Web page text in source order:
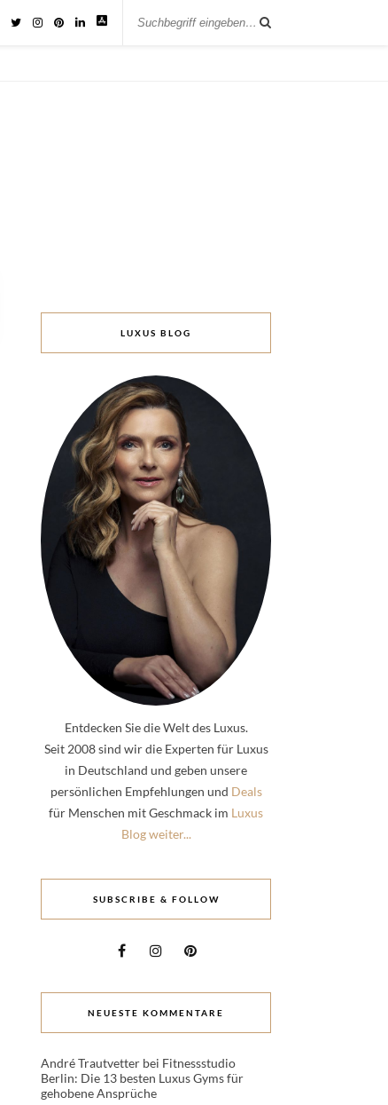
LUXUS BLOG
Entdecken Sie die Welt des Luxus.
Seit 2008 sind wir die Experten für Luxus
in Deutschland und geben unsere
persönlichen Empfehlungen und Deals
für Menschen mit Geschmack im Luxus
Blog weiter...
SUBSCRIBE & FOLLOW
NEUESTE KOMMENTARE
André Trautvetter bei Fitnessstudio
Berlin: Die 13 besten Luxus Gyms für
gehobene Ansprüche